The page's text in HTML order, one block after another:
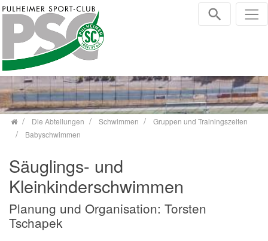
Zum Inhalt springen
Die Abteilungen Schwimmen
Gruppen und Trainingszeiten
Babyschwimmen
Säuglings- und
Kleinkinderschwimmen
Planung und Organisation: Torsten
Tschapek